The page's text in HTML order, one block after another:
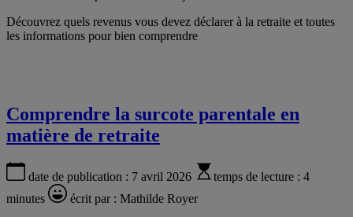
Découvrez quels revenus vous devez déclarer à la retraite et toutes
les informations pour bien comprendre
Comprendre la surcote parentale en
matière de retraite
date de publication : 7 avril 2026 temps de lecture : 4
minutes
écrit par : Mathilde Royer